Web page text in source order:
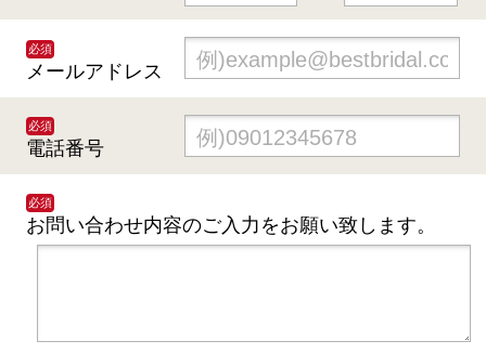
必須
メールアドレス
必須
電話番号
必須
お問い合わせ内容のご入力をお願い致します。